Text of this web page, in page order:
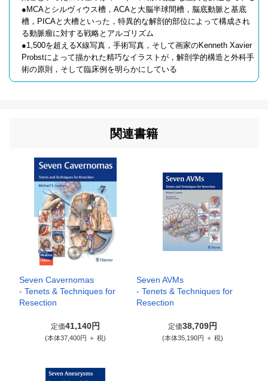
●MCAとシルヴィウス槽，ACAと大脳半球間槽，脳底動脈と基底
槽，PICAと大槽といった，特異的な解剖的部位によって構成され
る動脈瘤に対する戦略とアルゴリズム
●1,500を超えるX線写真，手術写真，そして画家のKenneth Xavier
Probstによって描かれた精巧なイラストが，解剖学的構造と外科手
術の原則，そして臨床例を明らかにしている
関連書籍
Seven Cavernomas
- Tenets & Techniques for
Resection
定価41,140円
(本体37,400円 ＋ 税)
Seven AVMs
- Tenets & Techniques for
Resection
定価38,709円
(本体35,190円 ＋ 税)